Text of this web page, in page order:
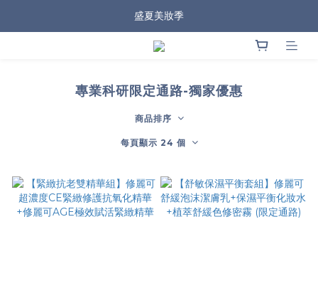
盛夏美妝季
專業科研限定通路-獨家優惠
商品排序
每頁顯示 24 個